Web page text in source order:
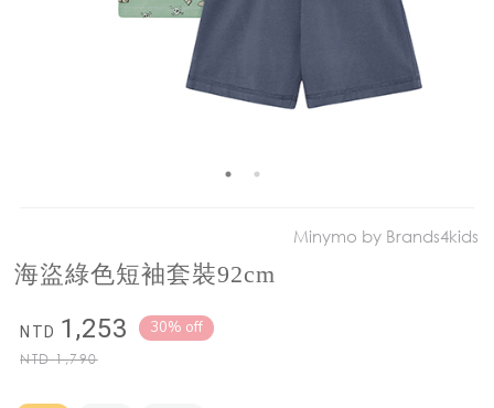
Minymo by Brands4kids
海盜綠色短袖套裝92cm
NTD 1,253
NTD1,790
30% off